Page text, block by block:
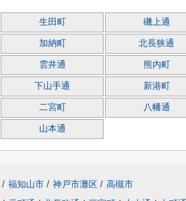
生田町 磯上通
加納町 北長狭通
雲井通 熊内町
下山手通 新港町
二宮町 八幡通
山本通
/ 福知山市 / 神戸市灘区 / 高槻市